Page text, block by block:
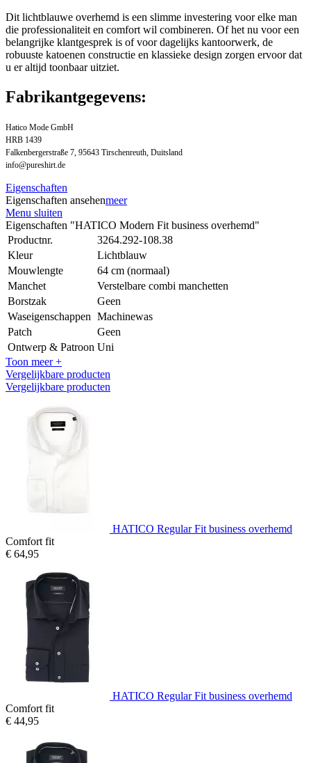
Dit lichtblauwe overhemd is een slimme investering voor elke man
die professionaliteit en comfort wil combineren. Of het nu voor een
belangrijke klantgesprek is of voor dagelijks kantoorwerk, de
robuuste katoenen constructie en klassieke design zorgen ervoor dat
u er altijd toonbaar uitziet.
Fabrikantgegevens:
Hatico Mode GmbH
HRB 1439
Falkenbergerstraße 7, 95643 Tirschenreuth, Duitsland
info@pureshirt.de
Eigenschaften
Eigenschaften ansehenmeer
Menu sluiten
Eigenschaften "HATICO Modern Fit business overhemd"
Productnr.
3264.292-108.38
Kleur
Lichtblauw
Mouwlengte
64 cm (normaal)
Manchet
Verstelbare combi manchetten
Borstzak
Geen
Waseigenschappen Machinewas
Patch
Geen
Ontwerp & Patroon Uni
Toon meer +
Vergelijkbare producten
Vergelijkbare producten
HATICO Regular Fit business overhemd
Comfort fit
€ 64,95
HATICO Regular Fit business overhemd
Comfort fit
€ 44,95